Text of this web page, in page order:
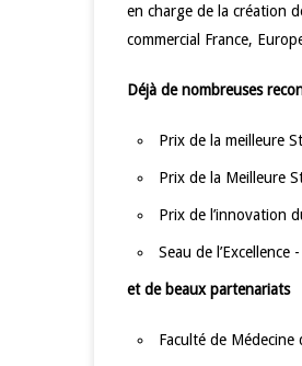
en charge de la création
commercial France,
Déjà de nombreuses
Prix de la meilleure
Prix de la Meilleure
Prix de l’innovation
Seau de
et de beaux partenariats
Faculté de